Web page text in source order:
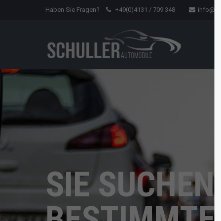
existiert leider nicht.
Der
Haben Sie Fragen? +49(0)4131 / 709 348
SIE